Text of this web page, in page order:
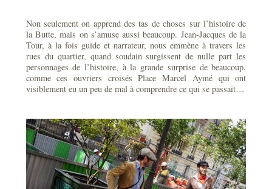
Non seulement on apprend des tas de choses sur l’histoire de
la Butte, mais on s’amuse aussi beaucoup. Jean-Jacques de la
Tour, à la fois guide et narrateur, nous emmène à travers les
rues du quartier, quand soudain surgissent de nulle part les
personnages de l’histoire, à la grande surprise de beaucoup,
comme ces ouvriers croisés Place Marcel Aymé qui ont
visiblement eu un peu de mal à comprendre ce qui se passait…